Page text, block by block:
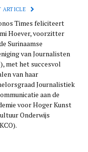
ARTICLE
Times feliciteert
Hoever, voorzitter
Surinaamse
van Journalisten
met het succesvol
van haar
Journalistiek
aan de
voor Hoger Kunst
Onderwijs